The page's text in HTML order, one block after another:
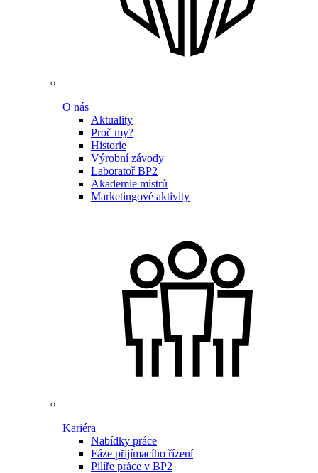
O nás
Aktuality
Proč my?
Historie
Výrobní závody
Laboratoř BP2
Akademie mistrů
Marketingové aktivity
Kariéra
Nabídky práce
Fáze přijímacího řízení
Pilíře práce v BP2